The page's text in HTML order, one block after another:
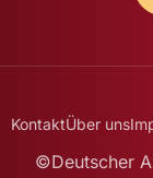
KontaktÜber uns
©Deutscher